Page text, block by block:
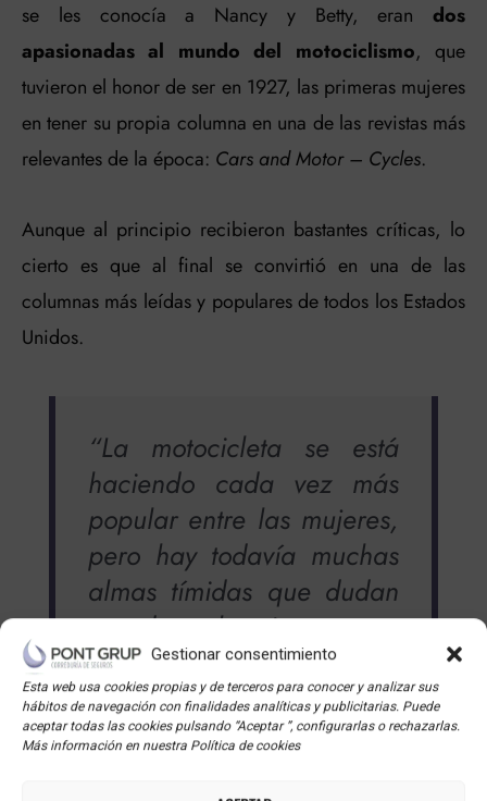
Gestionar consentimiento
Esta web usa cookies propias y de terceros para conocer y analizar sus
hábitos de navegación con finalidades analíticas y publicitarias. Puede
aceptar todas las cookies pulsando “Aceptar ”, configurarlas o rechazarlas.
Más información en nuestra Política de cookies
se les conocía a Nancy y Betty, eran dos
apasionadas al mundo del motociclismo, que
tuvieron el honor de ser en 1927, las primeras mujeres
en tener su propia columna en una de las revistas más
relevantes de la época: Cars and Motor – Cycles.
Aunque al principio recibieron bastantes críticas, lo
cierto es que al final se convirtió en una de las
columnas más leídas y populares de todos los Estados
Unidos.
“La motocicleta se está
haciendo cada vez más
popular entre las mujeres,
pero hay todavía muchas
almas tímidas que dudan
en dar el primer paso
hacia la libertad. Esto es
más triste si tenemos en
cuenta que ninguna chica